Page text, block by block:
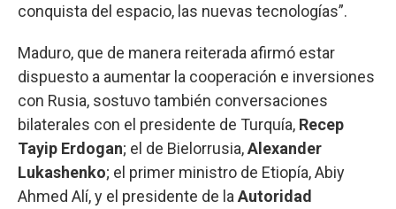
conquista del espacio, las nuevas tecnologías”.
Maduro, que de manera reiterada afirmó estar
dispuesto a aumentar la cooperación e inversiones
con Rusia, sostuvo también conversaciones
bilaterales con el presidente de Turquía, Recep
Tayip Erdogan; el de Bielorrusia,Alexander
Lukashenko; el primer ministro de Etiopía, Abiy
Ahmed Alí, y el presidente de la Autoridad